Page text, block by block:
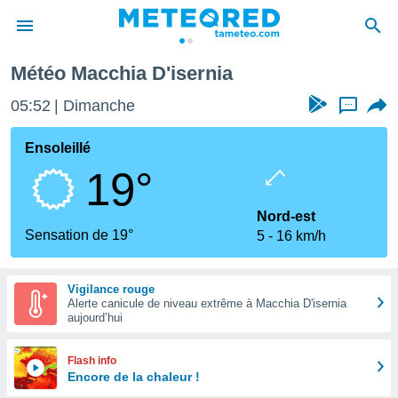
de
Météo Macchia D'isernia
05:52 Dimanche ...
Ensoleillé
19°
Sensation de 19°
Nord-est
5
16 km/h
Vigilance rouge
Alerte canicule de niveau extrême à Macchia D'isernia
aujourd’hui
Flash info
Encore de la chaleur !